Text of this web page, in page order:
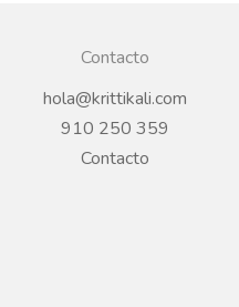
Contacto
hola@krittikali.com
910 250 359
Contacto